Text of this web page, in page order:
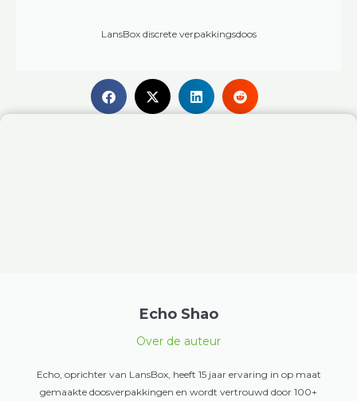
LansBox discrete verpakkingsdoos
Echo Shao
Over de auteur
Echo, oprichter van LansBox, heeft 15 jaar ervaring in op maat
gemaakte doosverpakkingen en wordt vertrouwd door 100+